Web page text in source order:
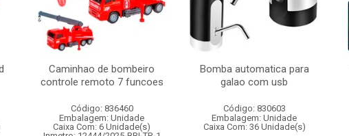
Caminhao de bombeiro
controle remoto 7 funcoes
Código: 836460
Embalagem: Unidade
Caixa Com: 6 Unidade(s)
Bomba automatica para
galao com usb
Código: 830603
Embalagem: Unidade
Caixa Com: 36 Unidade(s)